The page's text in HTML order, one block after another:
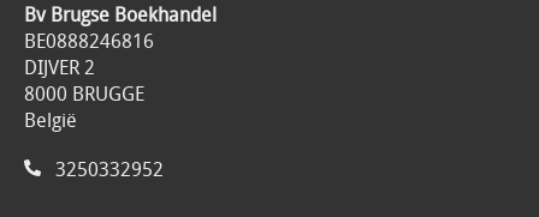
Bv Brugse Boekhandel
BE0888246816
DIJVER 2
8000 BRUGGE
België
3250332952